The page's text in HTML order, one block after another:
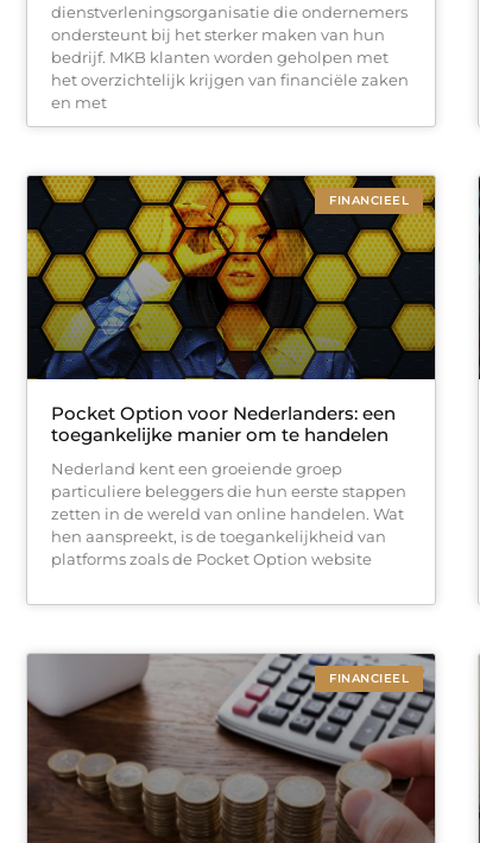
dienstverleningsorganisatie die ondernemers
ondersteunt bij het sterker maken van hun
bedrijf. MKB klanten worden geholpen met
het overzichtelijk krijgen van financiële zaken
en met
FINANCIEEL
Pocket Option voor Nederlanders: een
toegankelijke manier om te handelen
Nederland kent een groeiende groep
particuliere beleggers die hun eerste stappen
zetten in de wereld van online handelen. Wat
hen aanspreekt, is de toegankelijkheid van
platforms zoals de Pocket Option website
FINANCIEEL